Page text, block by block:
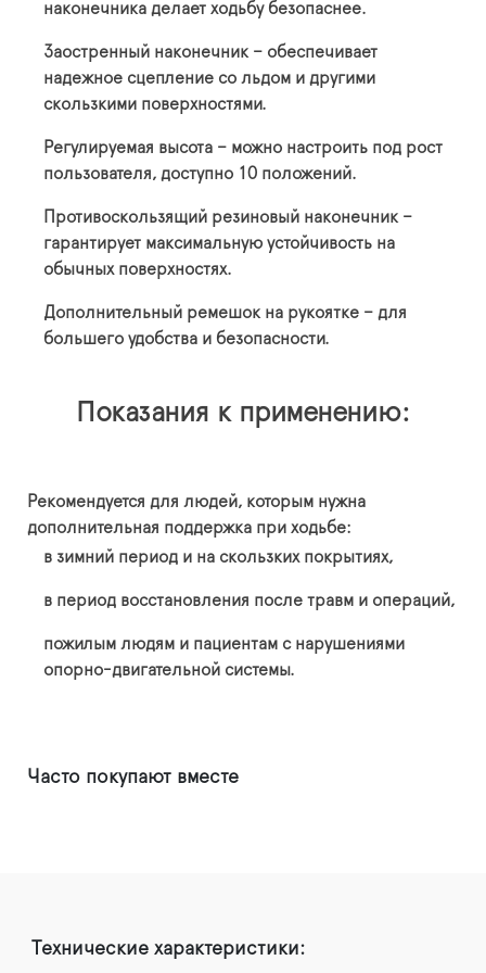
наконечника делает ходьбу безопаснее.
Заостренный наконечник – обеспечивает
надежное сцепление со льдом и другими
скользкими поверхностями.
Регулируемая высота – можно настроить под рост
пользователя, доступно 10 положений.
Противоскользящий резиновый наконечник –
гарантирует максимальную устойчивость на
обычных поверхностях.
Дополнительный ремешок на рукоятке – для
большего удобства и безопасности.
Показания к применению:
Рекомендуется для людей, которым нужна
дополнительная поддержка при ходьбе:
в зимний период и на скользких покрытиях,
в период восстановления после травм и операций,
пожилым людям и пациентам с нарушениями
опорно-двигательной системы.
Часто покупают вместе
Технические характеристики: